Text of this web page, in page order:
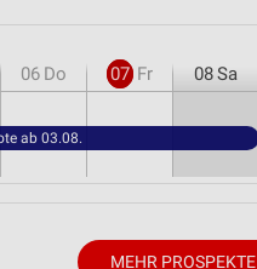
06 Do 07 Fr 08Sa
ab 03.08.
MEHR PROSPEKTE